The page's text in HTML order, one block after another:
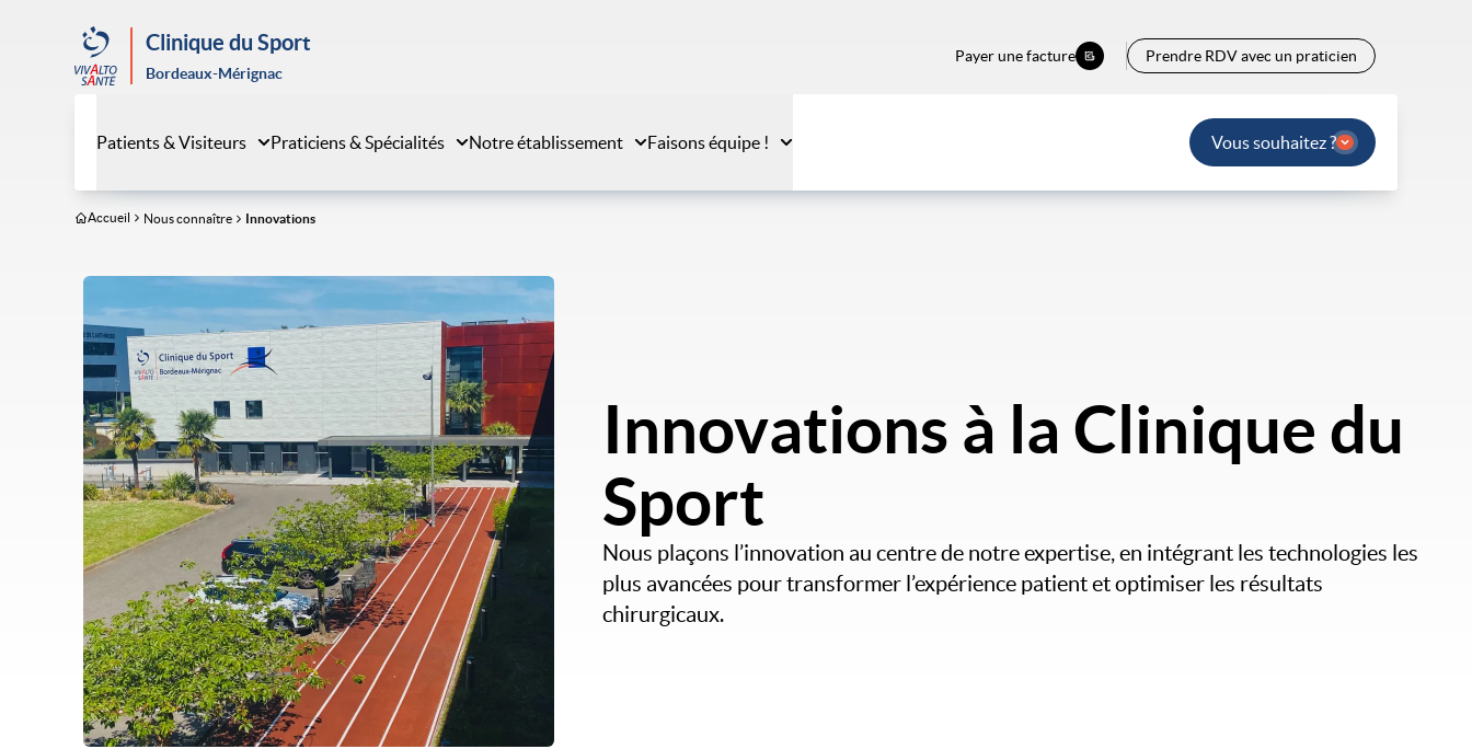
Clinique du Sport
Bordeaux-Mérignac
Payer une facture Prendre RDV avec un praticien
Patients & Visiteurs Praticiens & Spécialités Notre établissement Faisons équipe ! Vous souhaitez ?
Accueil Nous connaître Innovations
Innovations à la Clinique du
Sport
Nous plaçons l’innovation au centre de notre expertise, en intégrant les technologies les
plus avancées pour transformer l’expérience patient et optimiser les résultats
chirurgicaux.